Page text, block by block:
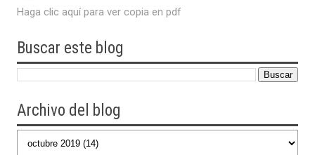
Haga clic aquí para ver copia en pdf
Buscar este blog
Archivo del blog